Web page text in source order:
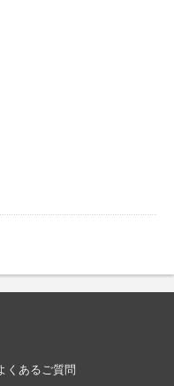
くあるご質問